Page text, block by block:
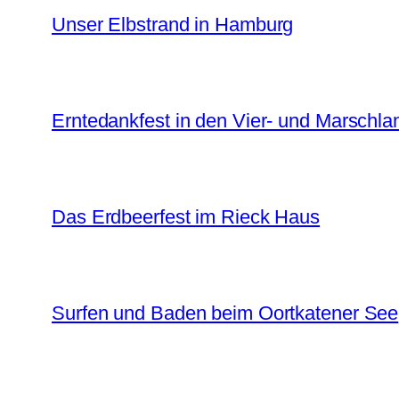
Unser Elbstrand in Hamburg
Erntedankfest in den Vier- und
Das Erdbeerfest im Rieck Haus
Surfen und Baden beim Oortkatener See